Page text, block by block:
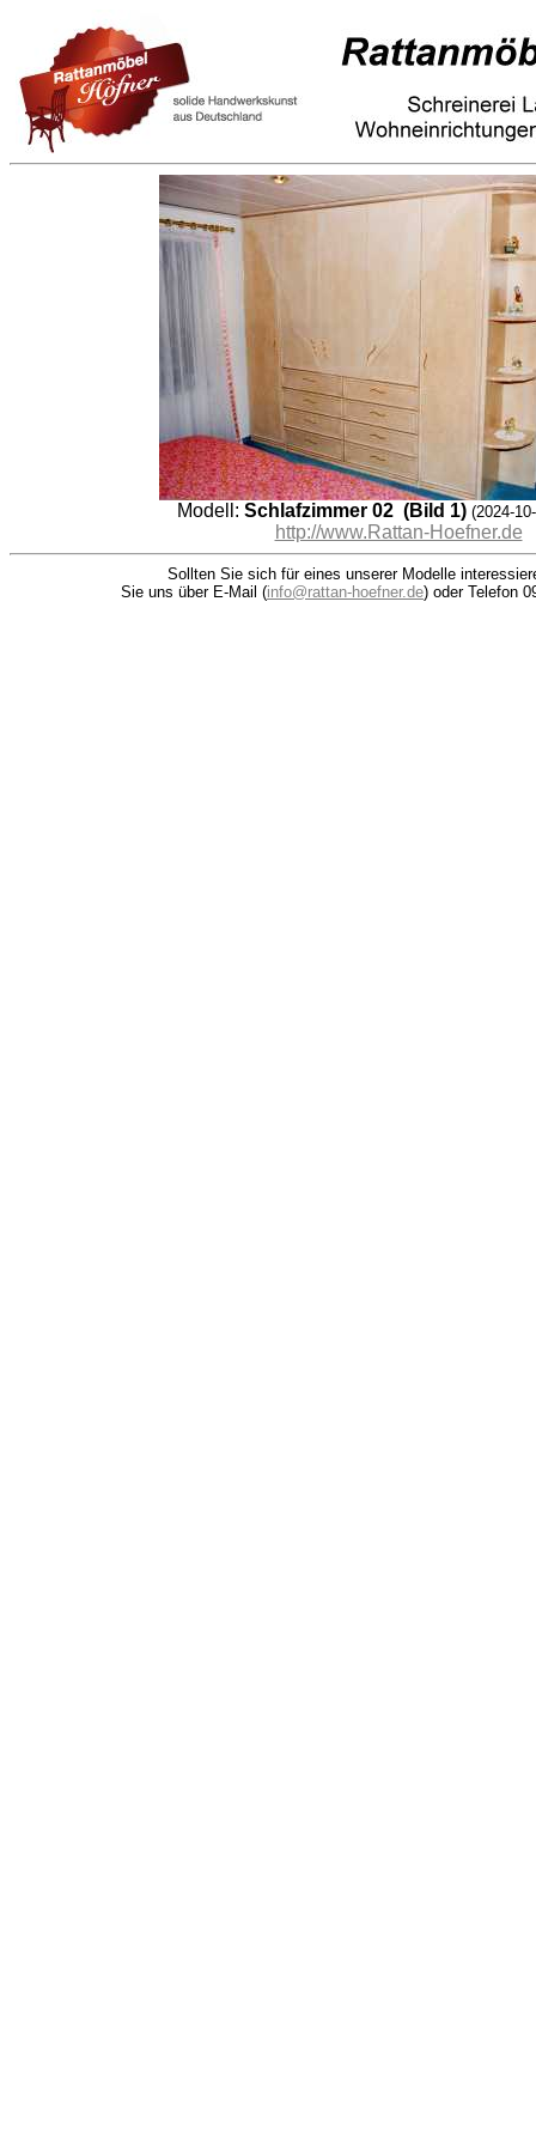
Modell: Schlafzimmer 02 (Bild 1) (2024-
http://www.Rattan-Hoefner.de
Sollten Sie sich für eines unserer Modelle
Sie uns über E-Mail (info@rattan-hoefner.de) oder Telefon